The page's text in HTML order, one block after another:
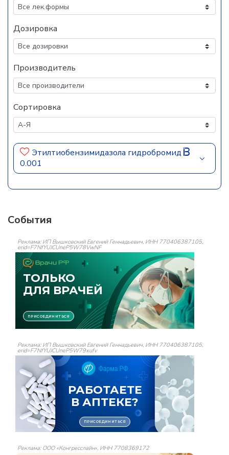
Дозировка
Производитель
Сортировка
Этилтиобензимидазола гидробромид
0.001
События
Реклама: ИП Вышковский Евгений Геннадьевич, ИНН 770406387105,
erid=F7NfYUJCUneP5W78VwNF
Реклама: ИП Вышковский Евгений Геннадьевич, ИНН 770406387105,
erid=F7NfYUJCUneP5W79xufv
Реклама: ООО «Конгресслайн», ИНН 7708369172